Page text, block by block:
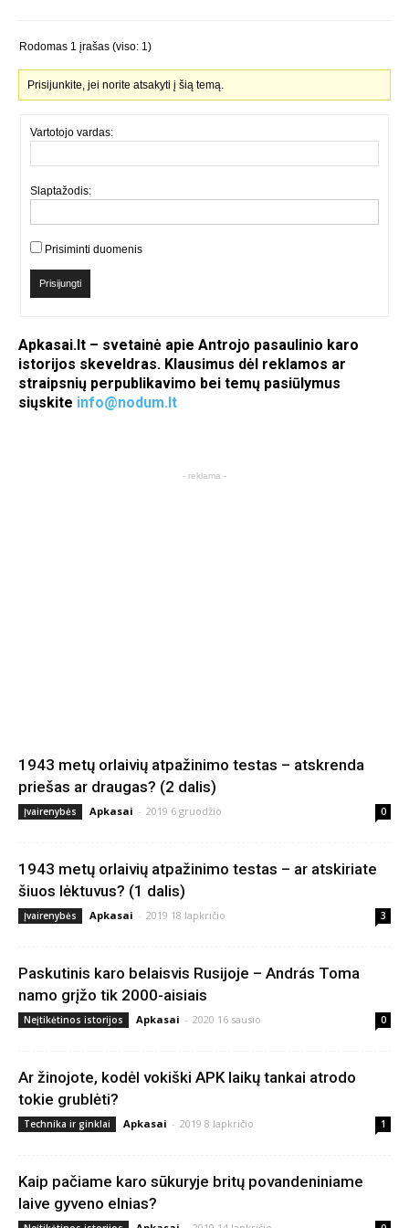
Rodomas 1 įrašas (viso: 1)
Prisijunkite, jei norite atsakyti į šią temą.
Vartotojo vardas:
Slaptažodis:
Prisiminti duomenis
Prisijungti
Apkasai.lt – svetainė apie Antrojo pasaulinio karo
istorijos skeveldras. Klausimus dėl reklamos ar
straipsnių perpublikavimo bei temų pasiūlymus
siųskite info@nodum.lt
- reklama -
1943 metų orlaivių atpažinimo testas – atskrenda
priešas ar draugas? (2 dalis)
Įvairenybės Apkasai - 2019 6 gruodžio 0
1943 metų orlaivių atpažinimo testas – ar atskiriate
šiuos lėktuvus? (1 dalis)
Įvairenybės Apkasai - 2019 18 lapkričio 3
Paskutinis karo belaisvis Rusijoje – András Toma
namo grįžo tik 2000-aisiais
Neįtikėtinos istorijos Apkasai - 2020 16 sausio 0
Ar žinojote, kodėl vokiški APK laikų tankai atrodo
tokie grublėti?
Technika ir ginklai Apkasai - 2019 8 lapkričio 1
Kaip pačiame karo sūkuryje britų povandeniniame
laive gyveno elnias?